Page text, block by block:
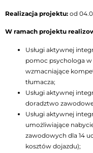
Realizacja projektu: od
W ramach projektu
Usługi aktywnej
pomoc psychologa
wzmacniające
tłumacza;
Usługi aktywnej
doradztwo
Usługi aktywnej
umożliwiające
zawodowych dla 14
kosztów dojazdu);